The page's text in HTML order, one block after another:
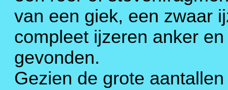
van een giek, een zwaar
compleet ijzeren anker
gevonden.
Gezien de grote